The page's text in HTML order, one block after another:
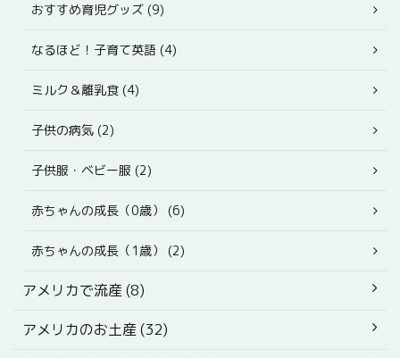
おすすめ育児グッズ (9)
なるほど！子育て英語 (4)
ミルク＆離乳食 (4)
子供の病気 (2)
子供服・ベビー服 (2)
赤ちゃんの成長（0歳） (6)
赤ちゃんの成長（1歳） (2)
アメリカで流産 (8)
アメリカのお土産 (32)